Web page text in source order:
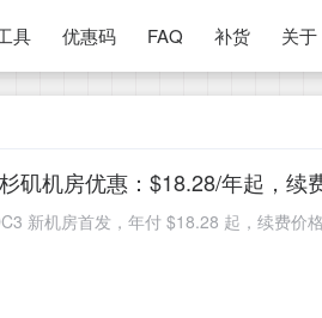
具 优惠码 FAQ 补货 关于
矶机房优惠：$18.28/年起，续
新机房首发，年付 $18.28 起，续费价格